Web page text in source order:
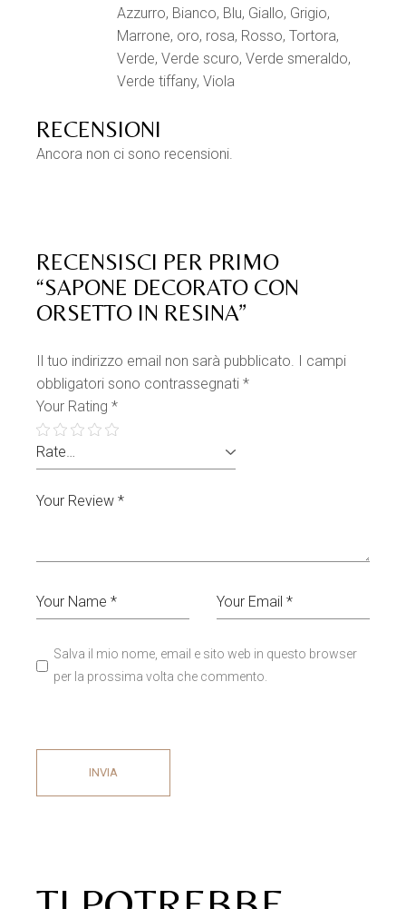
Azzurro, Bianco, Blu, Giallo, Grigio,
Marrone, oro, rosa, Rosso, Tortora,
Verde, Verde scuro, Verde smeraldo,
Verde tiffany, Viola
RECENSIONI
Ancora non ci sono recensioni.
RECENSISCI PER PRIMO
“SAPONE DECORATO CON
ORSETTO IN RESINA”
Il tuo indirizzo email non sarà pubblicato. I campi
obbligatori sono contrassegnati*
Your Rating*
Salva il mio nome, email e sito web in questo browser
per la prossima volta che commento.
INVIA